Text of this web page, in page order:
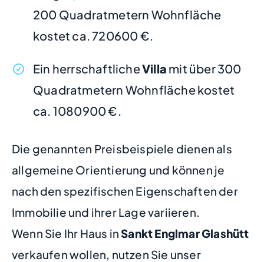
200 Quadratmetern Wohnfläche
kostet ca. 720600 €.
Ein herrschaftlicheVilla mit über 300
Quadratmetern Wohnfläche kostet
ca. 1080900 €.
Die genannten Preisbeispiele dienen als
allgemeine Orientierung und können je
nach den spezifischen Eigenschaften der
Immobilie und ihrer Lage variieren.
Wenn Sie Ihr Haus inSankt Englmar Glashütt
verkaufen wollen, nutzen Sie unser